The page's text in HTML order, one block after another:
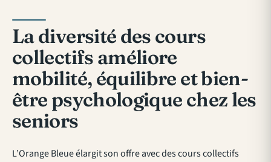
La diversité des cours
collectifs améliore
mobilité, équilibre et bien-
être psychologique chez les
seniors
L’Orange Bleue élargit son offre avec des cours collectifs